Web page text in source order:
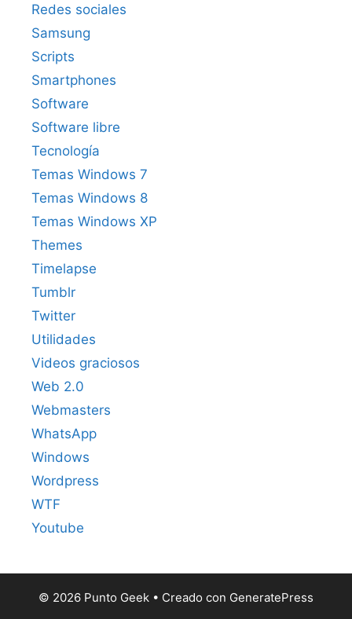
Redes sociales
Samsung
Scripts
Smartphones
Software
Software libre
Tecnología
Temas Windows 7
Temas Windows 8
Temas Windows XP
Themes
Timelapse
Tumblr
Twitter
Utilidades
Videos graciosos
Web 2.0
Webmasters
WhatsApp
Windows
Wordpress
WTF
Youtube
© 2026 Punto Geek • Creado con GeneratePress